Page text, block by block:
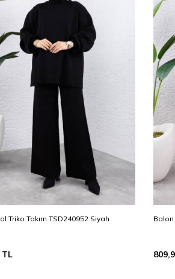
Triko Takım TSD240952 Siyah
TL
Balon